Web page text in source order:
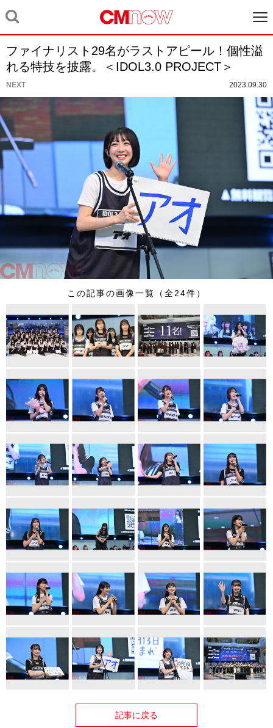
ファイナリスト29名がラストアピール！個性溢
れる特技を披露。＜IDOL3.0 PROJECT＞
NEXT 2023.09.30
この記事の画像一覧（全24件）
記事に戻る